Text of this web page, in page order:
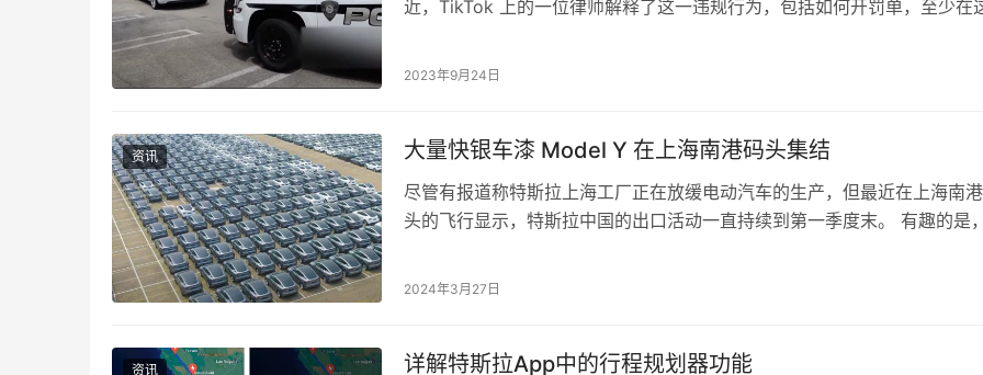
近，TikTok 上的一位律师解释了这一违规行为，包括如何开罚单，至少在
2023年9月24日
资讯 大量快银车漆 Model Y 在上海南港码头集结
尽管有报道称特斯拉上海工厂正在放缓电动汽车的生产，但最近在上海南
头的飞行显示，特斯拉中国的出口活动一直持续到第一季度末。 有趣的是
2024年3月27日
资讯 详解特斯拉App中的行程规划器功能